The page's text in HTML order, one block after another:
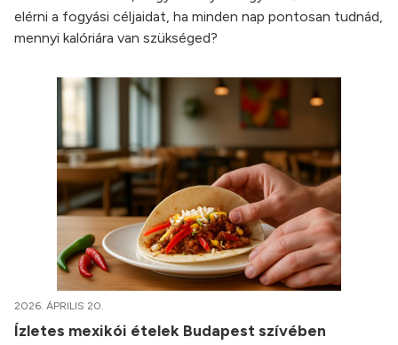
elérni a fogyási céljaidat, ha minden nap pontosan tudnád,
mennyi kalóriára van szükséged?
2026. ÁPRILIS 20.
Ízletes mexikói ételek Budapest szívében